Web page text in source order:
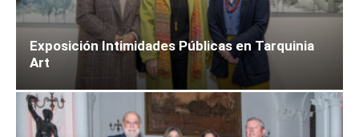
Exposición Intimidades Públicas en Tarquinia
Art